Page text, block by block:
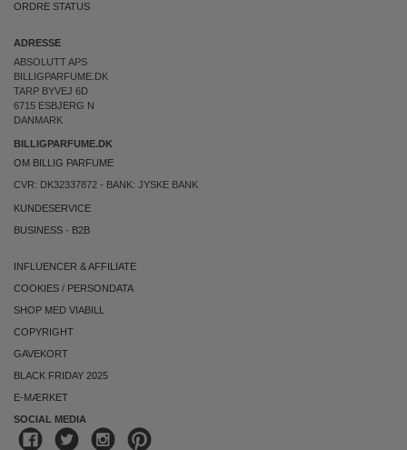
ORDRE STATUS
ADRESSE
ABSOLUTT APS
BILLIGPARFUME.DK
TARP BYVEJ 6D
6715 ESBJERG N
DANMARK
BILLIGPARFUME.DK
OM BILLIG PARFUME
CVR: DK32337872 - BANK: JYSKE BANK
KUNDESERVICE
BUSINESS - B2B
INFLUENCER & AFFILIATE
COOKIES / PERSONDATA
SHOP MED VIABILL
COPYRIGHT
GAVEKORT
BLACK FRIDAY 2025
E-MÆRKET
SOCIAL MEDIA